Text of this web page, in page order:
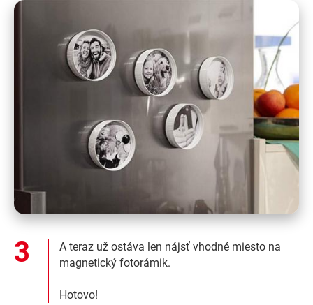
A teraz už ostáva len nájsť vhodné miesto na
magnetický fotorámik.
Hotovo!